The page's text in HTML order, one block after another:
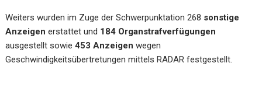
Weiters wurden im Zuge der Schwerpunktation 268 sonstige
Anzeigen erstattet und 184 Organstrafverfügungen
ausgestellt sowie453 Anzeigen wegen
Geschwindigkeitsübertretungen mittels RADAR festgestellt.